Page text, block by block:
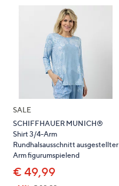
SALE
SCHIFFHAUER MUNICH®
Shirt 3/4-Arm
Rundhalsausschnitt ausgestellter
Arm figurumspielend
€ 49,99